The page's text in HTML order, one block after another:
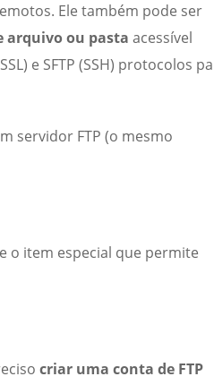
Ele também pode ser
arquivo ou pasta acessível
e SFTP (SSH) protocolos
servidor FTP (o mesmo
o item especial que permite
criar uma conta de FTP